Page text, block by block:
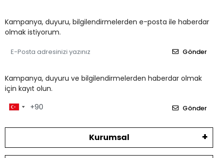
Kampanya, duyuru, bilgilendirmelerden e-posta ile haberdar
olmak istiyorum.
Gönder
Kampanya, duyuru ve bilgilendirmelerden haberdar olmak
için kayıt olun.
Gönder
Kurumsal